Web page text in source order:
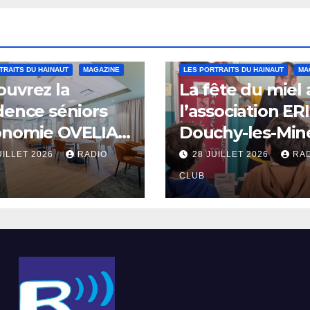
DU HAINAUT MAGAZINE
la
séniors
OVELIA
Saulve
2026 RADIO
LES PORTRAITS DU HAINAUT
La fête du miel
l’association
Douchy-les-
28 JUILLET 2026
CLUB